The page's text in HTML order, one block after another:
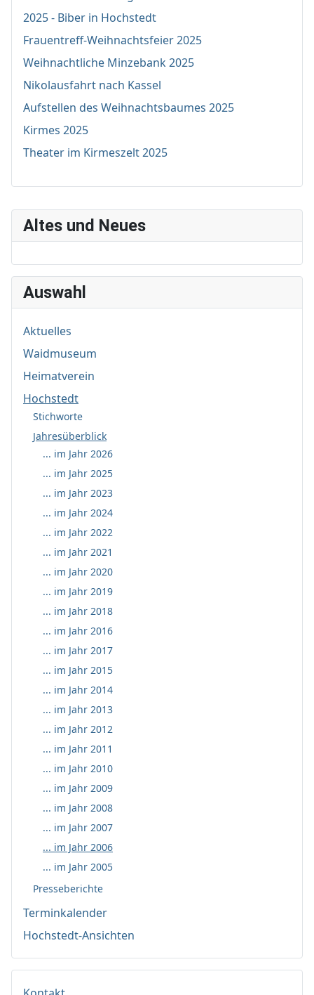
Altes und Neues
Auswahl
Aktuelles
Waidmuseum
Heimatverein
Hochstedt
Stichworte
Jahresüberblick
... im Jahr 2026
... im Jahr 2025
... im Jahr 2023
... im Jahr 2024
... im Jahr 2022
... im Jahr 2021
... im Jahr 2020
... im Jahr 2019
... im Jahr 2018
... im Jahr 2016
... im Jahr 2017
... im Jahr 2015
... im Jahr 2014
... im Jahr 2013
... im Jahr 2012
... im Jahr 2011
... im Jahr 2010
... im Jahr 2009
... im Jahr 2008
... im Jahr 2007
... im Jahr 2006
... im Jahr 2005
Presseberichte
Terminkalender
Hochstedt-Ansichten
2025 - Biber in Hochstedt
Frauentreff-Weihnachtsfeier 2025
Weihnachtliche Minzebank 2025
Nikolausfahrt nach Kassel
Aufstellen des Weihnachtsbaumes 2025
Kirmes 2025
Theater im Kirmeszelt 2025